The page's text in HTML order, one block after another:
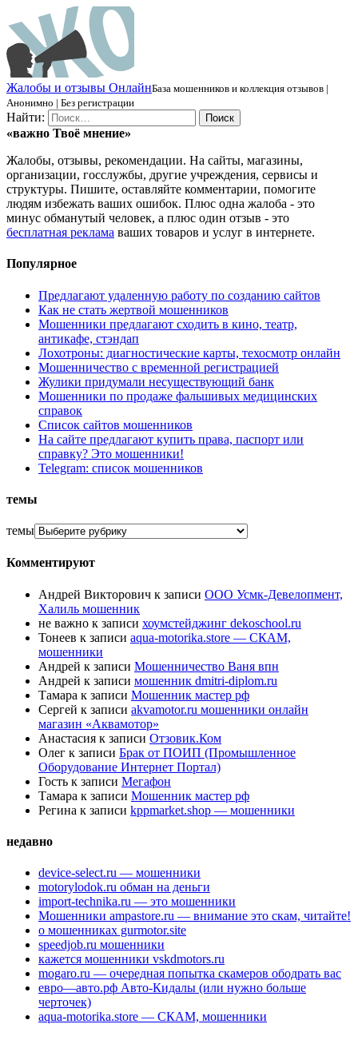
Жалобы и отзывы ОнлайнБаза мошенников и коллекция отзывов |
Анонимно | Без регистрации
Найти:
«важно Твоё мнение»
Жалобы, отзывы, рекомендации. На сайты, магазины,
организации, госслужбы, другие учреждения, сервисы и
структуры. Пишите, оставляйте комментарии, помогите
людям избежать ваших ошибок. Плюс одна жалоба - это
минус обманутый человек, а плюс один отзыв - это
бесплатная реклама ваших товаров и услуг в интернете.
Популярное
Предлагают удаленную работу по созданию сайтов
Как не стать жертвой мошенников
Мошенники предлагают сходить в кино, театр,
антикафе, стэндап
Лохотроны: диагностические карты, техосмотр онлайн
Мошенничество с временной регистрацией
Жулики придумали несуществующий банк
Мошенники по продаже фальшивых медицинских
справок
Список сайтов мошенников
На сайте предлагают купить права, паспорт или
справку? Это мошенники!
Telegram: список мошенников
темы
темы
Комментируют
Андрей Викторович к записи ООО Усмк-Девелопмент,
Халиль мошенник
не важно к записи хоумстейджинг dekoschool.ru
Тонеев к записи aqua-motorika.store — СКАМ,
мошенники
Андрей к записи Мошенничество Ваня впн
Андрей к записи мошенник dmitri-diplom.ru
Тамара к записи Мошенник мастер рф
Сергей к записи akvamotor.ru мошенники онлайн
магазин «Аквамотор»
Анастасия к записи Отзовик.Ком
Олег к записи Брак от ПОИП (Промышленное
Оборудование Интернет Портал)
Гость к записи Мегафон
Тамара к записи Мошенник мастер рф
Регина к записи kppmarket.shop — мошенники
недавно
device-select.ru — мошенники
motorylodok.ru обман на деньги
import-technika.ru — это мошенники
Мошенники ampastore.ru — внимание это скам, читайте!
о мошенниках gurmotor.site
speedjob.ru мошенники
кажется мошенники vskdmotors.ru
mogaro.ru — очередная попытка скамеров ободрать вас
евро—авто.рф Авто-Кидалы (или нужно больше
черточек)
aqua-motorika.store — СКАМ, мошенники